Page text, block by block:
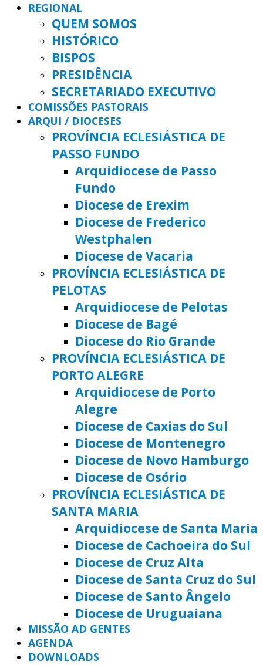
REGIONAL
QUEM SOMOS
HISTÓRICO
BISPOS
PRESIDÊNCIA
SECRETARIADO EXECUTIVO
COMISSÕES PASTORAIS
ARQUI / DIOCESES
PROVÍNCIA ECLESIÁSTICA DE
PASSO FUNDO
Arquidiocese de Passo
Fundo
Diocese de Erexim
Diocese de Frederico
Westphalen
Diocese de Vacaria
PROVÍNCIA ECLESIÁSTICA DE
PELOTAS
Arquidiocese de Pelotas
Diocese de Bagé
Diocese do Rio Grande
PROVÍNCIA ECLESIÁSTICA DE
PORTO ALEGRE
Arquidiocese de Porto
Alegre
Diocese de Caxias do Sul
Diocese de Montenegro
Diocese de Novo Hamburgo
Diocese de Osório
PROVÍNCIA ECLESIÁSTICA DE
SANTA MARIA
Arquidiocese de Santa Maria
Diocese de Cachoeira do Sul
Diocese de Cruz Alta
Diocese de Santa Cruz do Sul
Diocese de Santo Ângelo
Diocese de Uruguaiana
MISSÃO AD GENTES
AGENDA
DOWNLOADS